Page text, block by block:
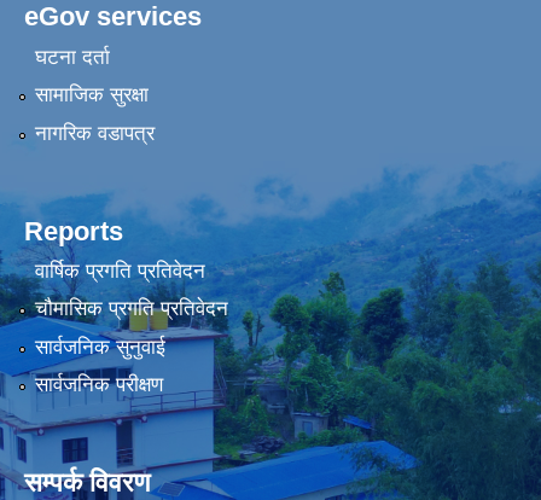
eGov services
घटना दर्ता
सामाजिक सुरक्षा
नागरिक वडापत्र
Reports
वार्षिक प्रगति प्रतिवेदन
चौमासिक प्रगति प्रतिवेदन
सार्वजनिक सुनुवाई
सार्वजनिक परीक्षण
सम्पर्क विवरण